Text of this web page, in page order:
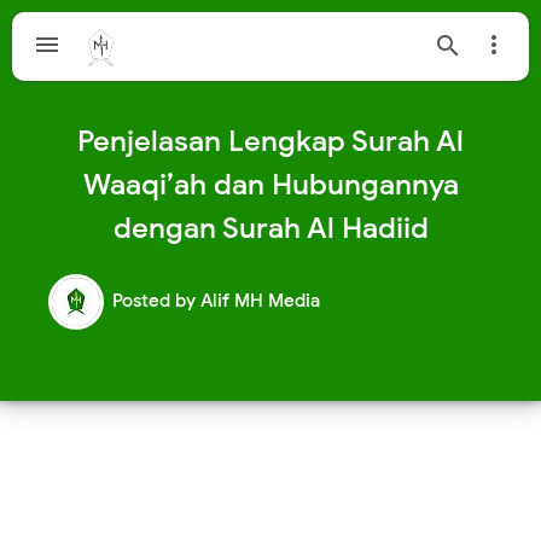
  
Penjelasan Lengkap Surah Al
Waaqi’ah dan Hubungannya
dengan Surah Al Hadiid
Posted by Alif MH Media